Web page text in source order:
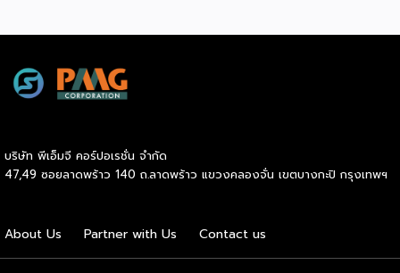
ทางธุรกิจอย่างใกล้ชิดตลอดระยะเวลาสัญญา คอยให้คำแนะนำ
และร่วมแก้ปัญหาต่างๆ ทำให้ผู้ลงทุนมั่นใจได้ว่าจะไม่ได้เดินอยู่บน
เส้นทางธุรกิจเพียงลำพัง เหตุผลประการที่สี่คือ โอกาสเติบโต
ให้คำปรึกษาด้านการบริหารการเงิน การประมาณการรายรับ-ราย
จ่าย ตลอดจนการจัดการสต๊อกสินค้าอย่างเป็นระบบ ช่วยให้ระบบ
การเงินของร้านมีสภาพคล่องที่ดี เพิ่มโอกาสในการคืนทุนได้เร็ว
ในแวดวงธุรกิจต่อไปได้ไม่ยาก และเหตุผลประการสุดท้ายคือ
การเข้าถึงแหล่งเงินทุนได้ง่ายกว่าธุรกิจทั่วไป สถาบันการเงินส่วน
ใหญ่ให้ความไว้วางใจและอนุมัติสินเชื่อแก่ผู้ขอซื้อแฟรนไชส์ที่เป็น
DAAT ชี้ว่าผู้เชี่ยวชาญแนะนำให้ธุรกิจจัดสรรงบประมาณราว 30%
ไว้สำหรับการสร้างแบรนด์ (Brand Building) ในระยะยาว แทนที่
Top of Mind ของผู้บริโภคจะเป็นฝ่ายได้เปรียบเมื่อสถานการณ์
กลับมาคึกคักอีกครั้ง นี่คือจุดที่เครื่องมือการตลาดเข้ามามี
Optimization ด้วย AI แต่ต้องย้ำว่าเครื่องมือทำหน้าที่ “รับใช้
กลยุทธ์” […]
บริษัท พีเอ็มจี คอร์ปอเรชั่น จำกัด
47,49 ซอยลาดพร้าว 140 ถ.ลาดพร้าว แขวงคลองจั่น เขตบางกะปิ กรุงเทพฯ
About Us Partner with Us Contact us